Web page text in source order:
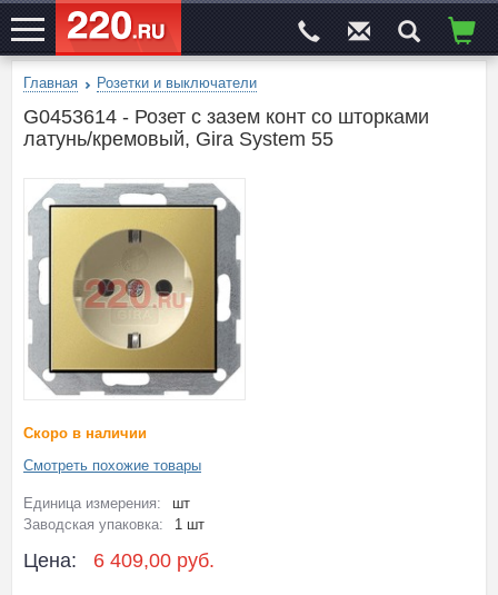
ЭЛЕКТРОСАЙТ№1
Главная Розетки и выключатели
G0453614 - Розет с зазем конт со шторками
латунь/кремовый, Gira System 55
Скоро в наличии
Смотреть похожие товары
Единица измерения:
шт
Заводская упаковка:
1 шт
Цена: 6 409,00 руб.